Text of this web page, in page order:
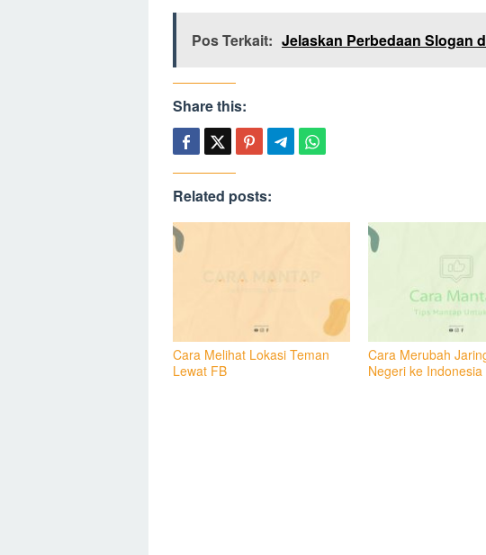
Pos Terkait: Jelaskan Perbedaan Slogan
Share this:
Related posts:
Cara Melihat Lokasi Teman
Lewat FB
Cara Merubah
Negeri ke Indonesia